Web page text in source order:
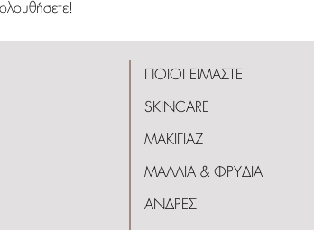
ΠΟΙΟΙ ΕΙΜΑΣΤΕ
SKINCARE
ΜΑΚΙΓΙΑΖ
ΜΑΛΛΙΑ & ΦΡΥΔΙΑ
ΑΝΔΡΕΣ